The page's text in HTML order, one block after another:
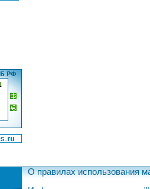
О правилах использования